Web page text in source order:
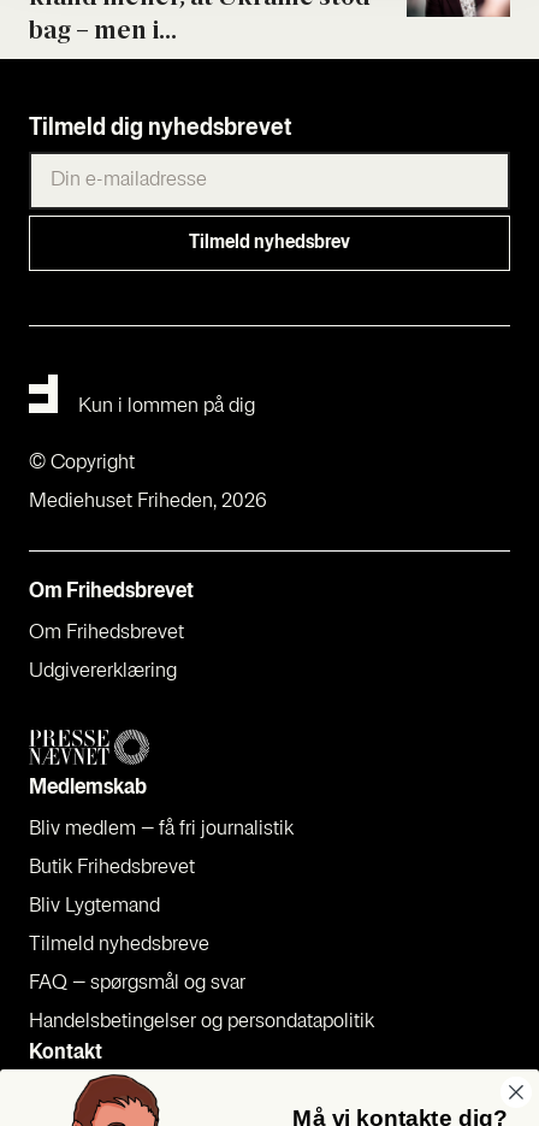
bag – men i...
Tilmeld dig nyhedsbrevet
Om Fri­heds­bre­vet
Om Fri­heds­bre­vet
Udgi­ve­rer­klæ­ring
Med­lem­skab
Bliv med­lem – få fri jour­na­li­stik
Butik Fri­heds­bre­vet
Bliv Lyg­te­mand
Til­meld nyheds­bre­ve
FAQ – spørgs­mål og svar
Han­dels­be­tin­gel­ser og per­son­da­ta­po­li­tik
Kon­takt
Pres­se
Kun i lommen på dig
Mediehuset Friheden, 2026
© Copyright
Må vi kontakte dig?